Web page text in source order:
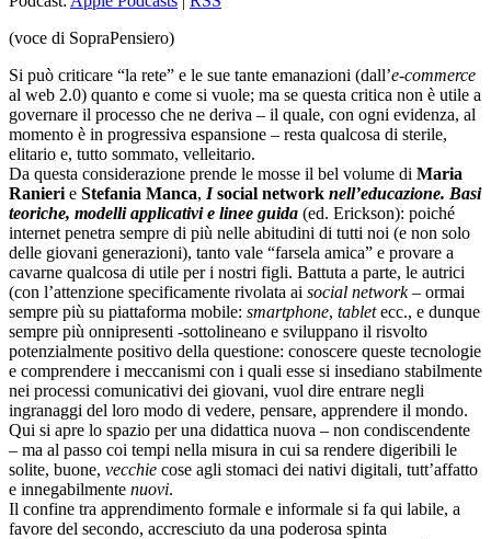
(voce di SopraPensiero)
Si può criticare “la rete” e le sue tante emanazioni (dall’e-commerce
al web 2.0) quanto e come si vuole; ma se questa critica non è utile a
governare il processo che ne deriva – il quale, con ogni evidenza, al
momento è in progressiva espansione – resta qualcosa di sterile,
elitario e, tutto sommato, velleitario.
Da questa considerazione prende le mosse il bel volume di Maria
Ranieri e Stefania Manca, Isocial network nell’educazione. Basi
teoriche, modelli applicativi e linee guida (ed. Erickson): poiché
internet penetra sempre di più nelle abitudini di tutti noi (e non solo
delle giovani generazioni), tanto vale “farsela amica” e provare a
cavarne qualcosa di utile per i nostri figli. Battuta a parte, le autrici
(con l’attenzione specificamente rivolata ai social network– ormai
sempre più su piattaforma mobile: smartphone, tabletecc., e dunque
sempre più onnipresenti -sottolineano e sviluppano il risvolto
potenzialmente positivo della questione: conoscere queste tecnologie
e comprendere i meccanismi con i quali esse si insediano stabilmente
nei processi comunicativi dei giovani, vuol dire entrare negli
ingranaggi del loro modo di vedere, pensare, apprendere il mondo.
Qui si apre lo spazio per una didattica nuova – non condiscendente
– ma al passo coi tempi nella misura in cui sa rendere digeribili le
solite, buone, vecchie cose agli stomaci dei nativi digitali, tutt’affatto
e innegabilmente nuovi.
Il confine tra apprendimento formale e informale si fa qui labile, a
favore del secondo, accresciuto da una poderosa spinta